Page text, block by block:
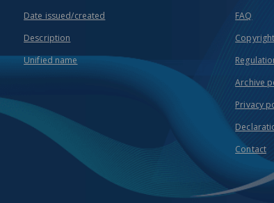
Date issued/created
Description
Unified name
FAQ
Archive
Privacy
Contact